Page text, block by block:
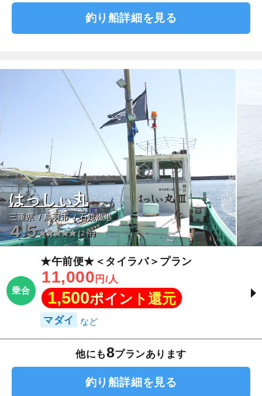
釣り船詳細を見る
はっしぃ丸
三重県 鳥羽市 石鏡漁港
4.5 (2件)
乗合
★午前便★＜タイラバ＞プラン
11,000 円/人
1,500ポイント還元
マダイ
他にも8プランあります
釣り船詳細を見る